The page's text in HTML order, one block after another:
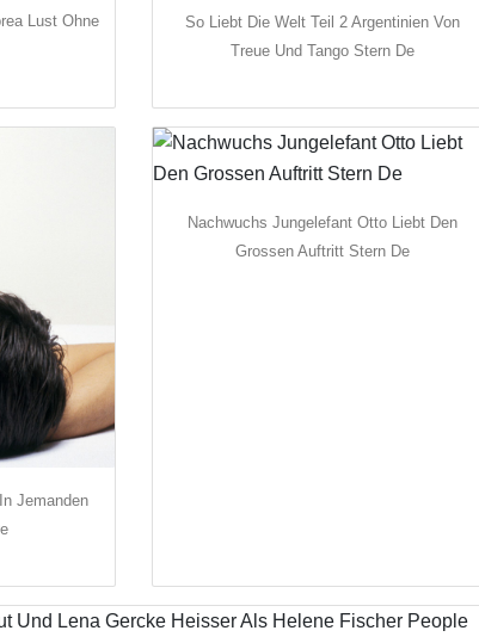
Lust Ohne
So Liebt Die Welt Teil 2 Argentinien Von
Treue Und Tango Stern De
Jemanden
Nachwuchs Jungelefant Otto Liebt Den
Grossen Auftritt Stern De